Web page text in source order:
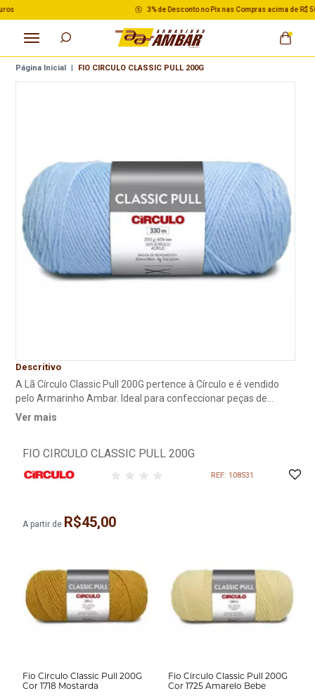
3% de Desconto no Pix nas Compras acima de R$ 500,00
Página Inicial | FIO CIRCULO CLASSIC PULL 200G
Descritivo
A Lã Círculo Classic Pull 200G pertence à Círculo e é vendido
pelo Armarinho Ambar. Ideal para confeccionar peças de
vestuário, ou trabalhar com artesanato em casa e os vender
marcantes e sofisticadas para trabalhos de moda em crochê e
tricô que promovem uma nova conexão com o feito à mão.
Ver mais
FIO CIRCULO CLASSIC PULL 200G
REF: 108531
A partir de R$45,00
Fio Circulo Classic Pull 200G
Cor 1718 Mostarda
Fio Circulo Classic Pull 200G
Cor 1725 Amarelo Bebe